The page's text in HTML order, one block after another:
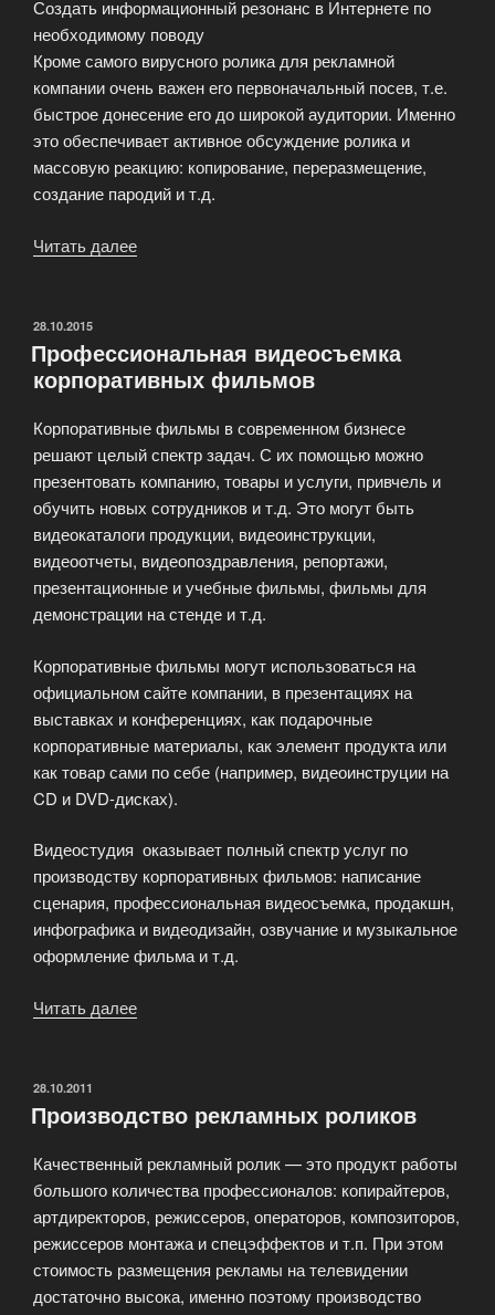
Создать информационный резонанс в Интернете по
необходимому поводу
Кроме самого вирусного ролика для рекламной
компании очень важен его первоначальный посев, т.е.
быстрое донесение его до широкой аудитории. Именно
это обеспечивает активное обсуждение ролика и
массовую реакцию: копирование, переразмещение,
создание пародий и т.д.
Читать далее
ОПУБЛИКОВАНО
28.10.2015
Профессиональная видеосъемка
корпоративных фильмов
Корпоративные фильмы в современном бизнесе
решают целый спектр задач. С их помощью можно
презентовать компанию, товары и услуги, привчель и
обучить новых сотрудников и т.д. Это могут быть
видеокаталоги продукции, видеоинструкции,
видеоотчеты, видеопоздравления, репортажи,
презентационные и учебные фильмы, фильмы для
демонстрации на стенде и т.д.
Корпоративные фильмы могут использоваться на
официальном сайте компании, в презентациях на
выставках и конференциях, как подарочные
корпоративные материалы, как элемент продукта или
как товар сами по себе (например, видеоинструции на
CD и DVD-дисках).
Видеостудия оказывает полный спектр услуг по
производству корпоративных фильмов: написание
сценария, профессиональная видеосъемка, продакшн,
инфографика и видеодизайн, озвучание и музыкальное
оформление фильма и т.д.
Читать далее
ОПУБЛИКОВАНО
28.10.2011
Производство рекламных роликов
Качественный рекламный ролик — это продукт работы
большого количества профессионалов: копирайтеров,
артдиректоров, режиссеров, операторов, композиторов,
режиссеров монтажа и спецэффектов и т.п. При этом
стоимость размещения рекламы на телевидении
достаточно высока, именно поэтому производство